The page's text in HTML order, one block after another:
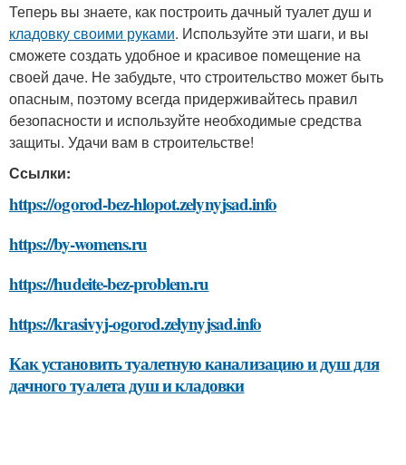
Теперь вы знаете, как построить дачный туалет душ и
кладовку своими руками. Используйте эти шаги, и вы
сможете создать удобное и красивое помещение на
своей даче. Не забудьте, что строительство может быть
опасным, поэтому всегда придерживайтесь правил
безопасности и используйте необходимые средства
защиты. Удачи вам в строительстве!
Ссылки:
https://ogorod-bez-hlopot.zelynyjsad.info
https://by-womens.ru
https://hudeite-bez-problem.ru
https://krasivyj-ogorod.zelynyjsad.info
Как установить туалетную канализацию и душ для
дачного туалета душ и кладовки